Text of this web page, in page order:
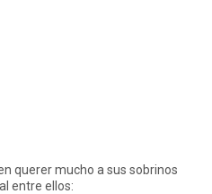
querer mucho a sus sobrinos
entre ellos: